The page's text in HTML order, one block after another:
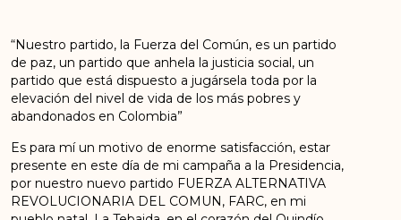
“Nuestro partido, la Fuerza del Común, es un partido
de paz, un partido que anhela la justicia social, un
partido que está dispuesto a jugársela toda por la
elevación del nivel de vida de los más pobres y
abandonados en Colombia”
Es para mí un motivo de enorme satisfacción, estar
presente en este día de mi campaña a la Presidencia,
por nuestro nuevo partido FUERZA ALTERNATIVA
REVOLUCIONARIA DEL COMUN, FARC, en mi